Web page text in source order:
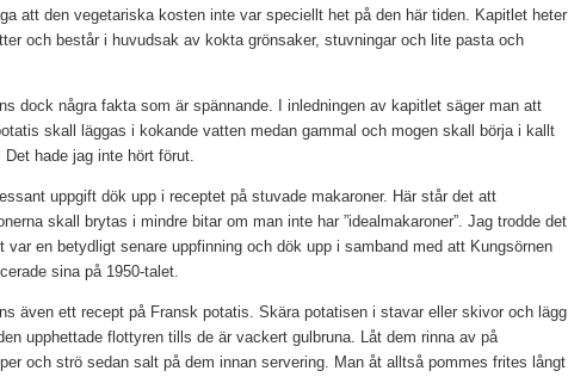
att den vegetariska kosten inte var speciellt het på den här tiden. Kapitlet heter
och består i huvudsak av kokta grönsaker, stuvningar och lite pasta och
dock några fakta som är spännande. I inledningen av kapitlet säger man att
skall läggas i kokande vatten medan gammal och mogen skall börja i kallt
Det hade jag inte hört förut.
uppgift dök upp i receptet på stuvade makaroner. Här står det att
skall brytas i mindre bitar om man inte har ”idealmakaroner”. Jag trodde det
var en betydligt senare uppfinning och dök upp i samband med att Kungsörnen
sina på 1950-talet.
även ett recept på Fransk potatis. Skära potatisen i stavar eller skivor och lägg
upphettade flottyren tills de är vackert gulbruna. Låt dem rinna av på
och strö sedan salt på dem innan servering. Man åt alltså pommes frites långt